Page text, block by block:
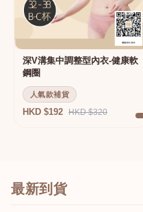
深V溝集中調整型內衣-健康軟
鋼圈
人氣款補貨
HKD $192 HKD $320
最新到貨